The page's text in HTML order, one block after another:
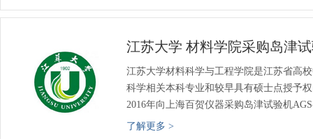
江苏大学 材料学院采购岛津
江苏大学材料科学与工程学院是江苏省高
科学相关本科专业和较早具有硕士点授予
2016年向上海百贺仪器采购岛津试验机
了解更多 >